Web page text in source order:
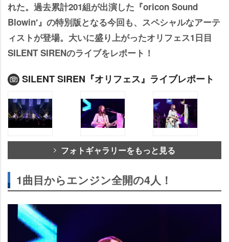
れた。過去累計201組が出演した『oricon Sound
Blowin′』の特別版となる今回も、スペシャルなアーテ
ィストが登場。大いに盛り上がったオリフェス1日目
SILENT SIRENのライブをレポート！
SILENT SIREN『オリフェス』ライブレポート
フォトギャラリーをもっと見る
1曲目からエンジン全開の4人！